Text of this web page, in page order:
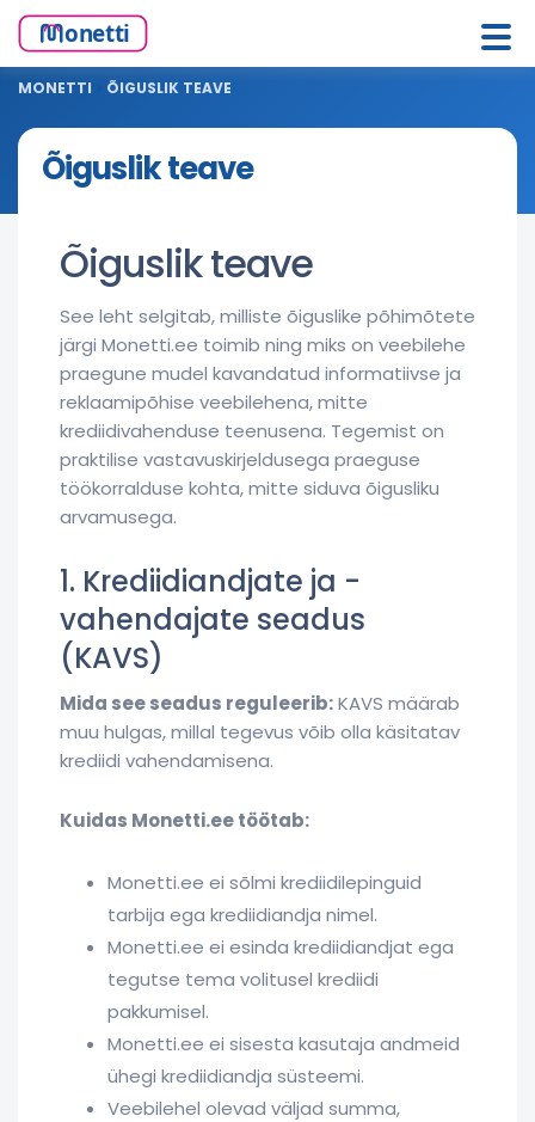
MONETTI ÕIGUSLIK TEAVE
Õiguslik teave
Õiguslik teave
See leht selgitab, milliste õiguslike põhimõtete
järgi Monetti.ee toimib ning miks on veebilehe
praegune mudel kavandatud informatiivse ja
reklaamipõhise veebilehena, mitte
krediidivahenduse teenusena. Tegemist on
praktilise vastavuskirjeldusega praeguse
töökorralduse kohta, mitte siduva õigusliku
arvamusega.
1. Krediidiandjate ja -
vahendajate seadus
(KAVS)
Mida see seadus reguleerib:KAVS määrab
muu hulgas, millal tegevus võib olla käsitatav
krediidi vahendamisena.
Kuidas Monetti.ee töötab:
Monetti.ee ei sõlmi krediidilepinguid
tarbija ega krediidiandja nimel.
Monetti.ee ei esinda krediidiandjat ega
tegutse tema volitusel krediidi
pakkumisel.
Monetti.ee ei sisesta kasutaja andmeid
ühegi krediidiandja süsteemi.
Veebilehel olevad väljad summa,